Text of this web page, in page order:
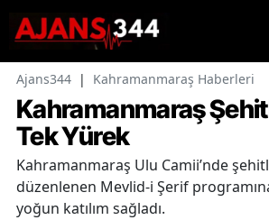
Ajans344 | Kahramanmaraş Haberleri
Kahramanmaraş
Tek Yürek
Kahramanmaraş Ulu Camii’nde
düzenlenen Mevlid-i Şerif
yoğun katılım sağladı.